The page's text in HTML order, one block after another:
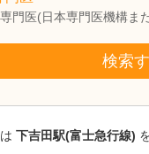
門医(日本専門医機構ま
検索
下吉田駅(富士急行線)